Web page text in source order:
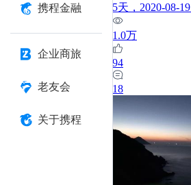
携程金融
企业商旅
老友会
关于携程
5天 ，2020-08-19
1.0万
94
18